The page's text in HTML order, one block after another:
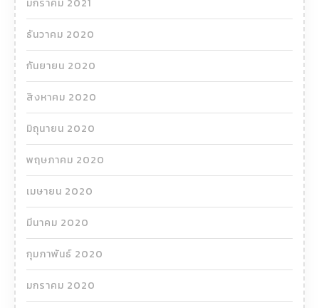
มกราคม 2021
ธันวาคม 2020
กันยายน 2020
สิงหาคม 2020
มิถุนายน 2020
พฤษภาคม 2020
เมษายน 2020
มีนาคม 2020
กุมภาพันธ์ 2020
มกราคม 2020